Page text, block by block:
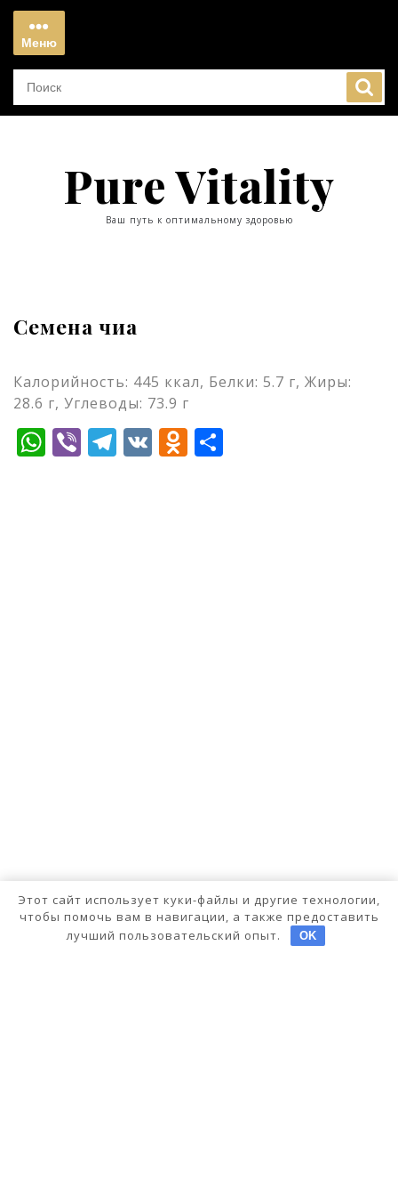
Перейти
содержимому
Меню
Меню
Pure Vitality
Ваш путь к оптимальному здоровью
Семена чиа
Калорийность: 445 ккал, Белки: 5.7 г, Жиры:
28.6 г, Углеводы: 73.9 г
WhatsApp
ViberTelegram
VKOdnoklassniki
Этот сайт использует куки-файлы и другие технологии,
чтобы помочь вам в навигации, а также предоставить
лучший пользовательский опыт.
OK